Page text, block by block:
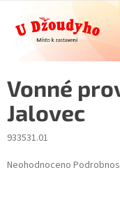
obsah
Vonné
Jalovec
933531.01
Průměrné
Neohodnoceno